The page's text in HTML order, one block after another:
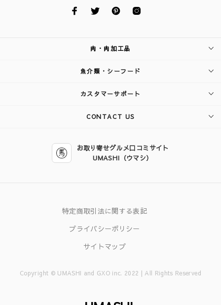
肉・肉加工品
魚介類・シーフード
カスタマーサポート
CONTACT US
お取り寄せグルメ口コミサイト
UMASHI（ウマシ）
特定商取引法に関する表記
プライバシーポリシー
サイトマップ
Copyright © UMASHI and GXO inc. 2022 | All Rights Reserved